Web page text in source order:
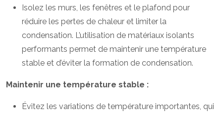
Isolez les murs, les fenêtres et le plafond pour
réduire les pertes de chaleur et limiter la
condensation. L’utilisation de matériaux isolants
performants permet de maintenir une température
stable et d’éviter la formation de condensation.
Maintenir une température stable :
Évitez les variations de température importantes, qui